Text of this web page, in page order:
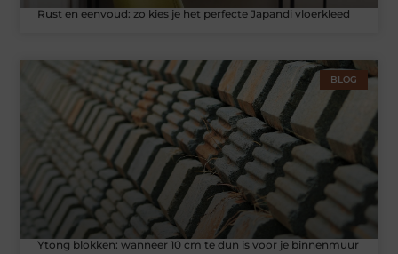
Rust en eenvoud: zo kies je het perfecte Japandi vloerkleed
BLOG
Ytong blokken: wanneer 10 cm te dun is voor je binnenmuur